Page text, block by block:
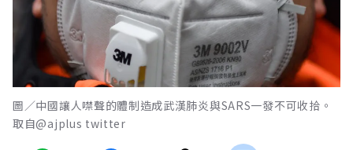
圖／中國讓人噤聲的體制造成武漢肺炎與SARS一發不可收拾。
取自@ajplus twitter